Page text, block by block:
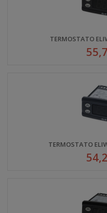
TERMOSTATO
TERMOSTATO